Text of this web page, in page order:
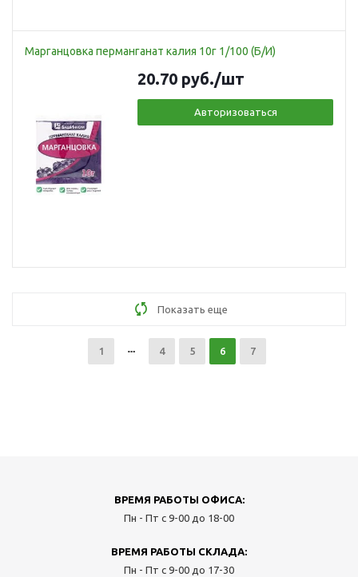
Марганцовка перманганат калия 10г 1/100 (Б/И)
20.70 руб./шт
Авторизоваться
Показать еще
1 4 5 6 7
ВРЕМЯ РАБОТЫ ОФИСА:
Пн - Пт с 9-00 до 18-00
ВРЕМЯ РАБОТЫ СКЛАДА:
Пн - Пт с 9-00 до 17-30